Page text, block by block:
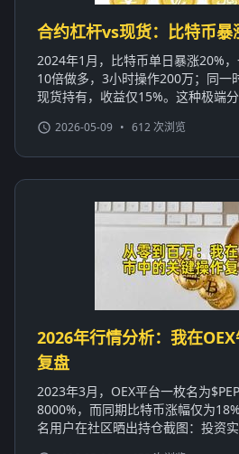
合约杠杆vs现货：比特币暴
2024年1月，比特币单日暴涨20%
10倍做多，3小时操作200万；同一
现货持有，收益仅15%。这种极端
2026-05-09 • 612 次浏览
2026年行情分析：我在
复盘
2023年3月，OEX平台一枚名为
8000%，而同期比特币涨幅仅为
名用户在社区晒出持仓截图：投资